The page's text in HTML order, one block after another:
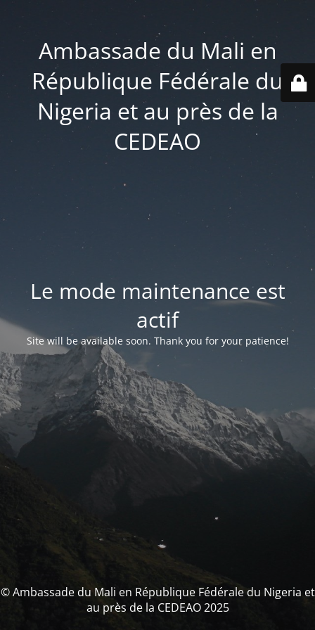
Ambassade du Mali en
République Fédérale du
Nigeria et au près de la
CEDEAO
Le mode maintenance est
actif
Site will be available soon. Thank you for your patience!
© Ambassade du Mali en République Fédérale du Nigeria et
au près de la CEDEAO 2025